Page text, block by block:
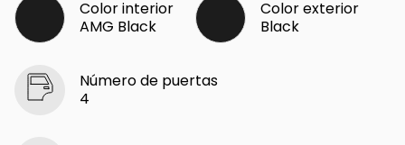
Color interior
AMG Black
Color exterior
Black
Número de puertas
4